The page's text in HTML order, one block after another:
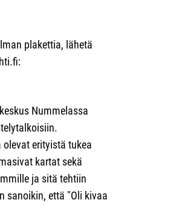
plakettia, lähetä
Nummelassa
erityistä tukea
kartat sekä
ja sitä tehtiin
sanoikin, että "Oli kivaa